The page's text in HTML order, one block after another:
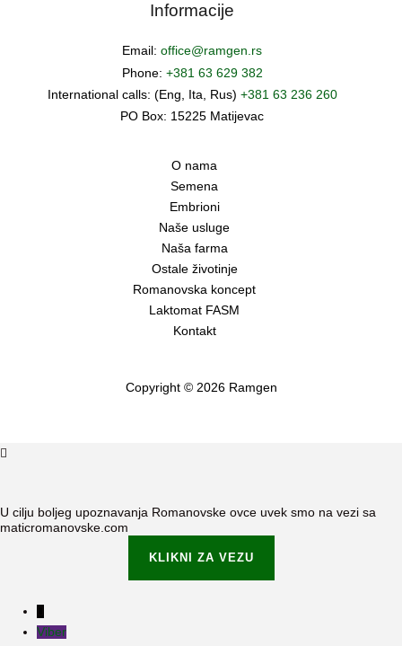
Informacije
Email: office@ramgen.rs
Phone: +381 63 629 382
International calls: (Eng, Ita, Rus) +381 63 236 260
PO Box: 15225 Matijevac
O nama
Semena
Embrioni
Naše usluge
Naša farma
Ostale životinje
Romanovska koncept
Laktomat FASM
Kontakt
Copyright © 2026 Ramgen
U cilju boljeg upoznavanja Romanovske ovce uvek smo na vezi sa
maticromanovske.com
KLIKNI ZA VEZU
Viber